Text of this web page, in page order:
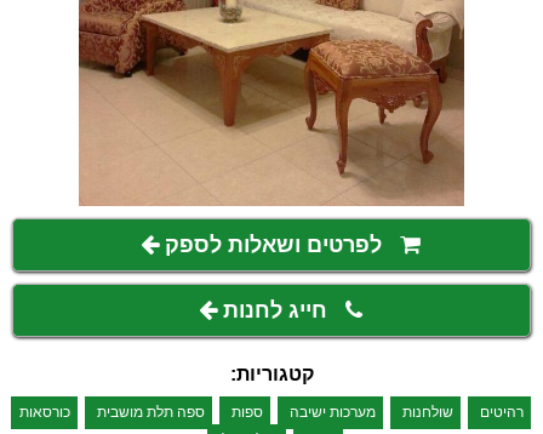
לפרטים ושאלות לספק
חייג לחנות
קטגוריות:
רהיטים שולחנות מערכות ישיבה ספות ספה תלת מושבית
כורסאות